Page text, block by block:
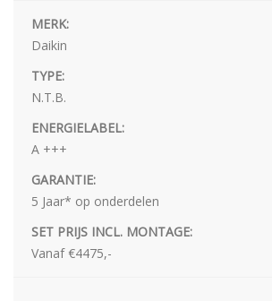
MERK:
Daikin
TYPE:
N.T.B.
ENERGIELABEL:
A +++
GARANTIE:
5 Jaar* op onderdelen
SET PRIJS INCL. MONTAGE:
Vanaf €4475,-